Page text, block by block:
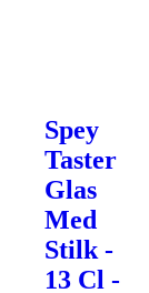
Spey
Taster
Glas
Med
Stilk -
13 Cl -